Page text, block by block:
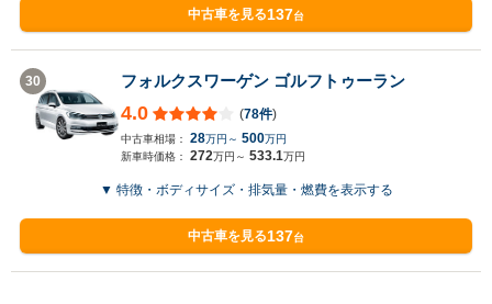
中古車を見る137台
30 フォルクスワーゲン ゴルフトゥーラン
4.0 (78件)
中古車相場： 28万円～ 500万円
新車時価格： 272万円～ 533.1万円
▼ 特徴・ボディサイズ・排気量・燃費を表示する
中古車を見る137台